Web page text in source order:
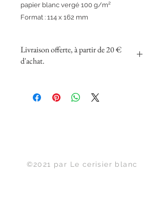
papier blanc vergé 100 g/m²
Format : 114 x 162 mm
Livraison offerte, à partir de 20 €
d'achat.
©2021 par Le cerisier blanc